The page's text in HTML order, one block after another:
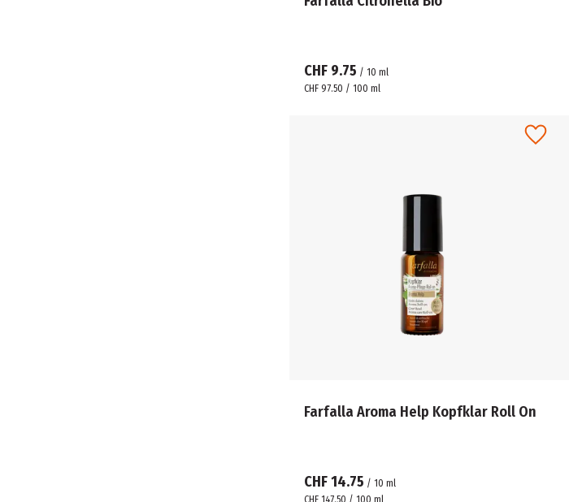
CHF 9.75 / 10 ml
CHF 97.50 / 100 ml
Farfalla Aroma Help Kopfklar Roll On
CHF 14.75 / 10 ml